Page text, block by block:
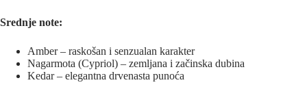
Srednje note:
Amber – raskošan i senzualan karakter
Nagarmota (Cypriol) – zemljana i začinska dubina
Kedar – elegantna drvenasta punoća